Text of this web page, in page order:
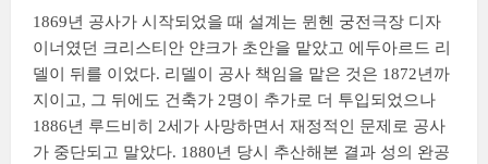
1869년 공사가 시작되었을 때 설계는 뮌헨 궁전극장 디자
이너였던 크리스티안 얀크가 초안을 맡았고 에두아르드 리
델이 뒤를 이었다. 리델이 공사 책임을 맡은 것은 1872년까
지이고, 그 뒤에도 건축가 2명이 추가로 더 투입되었으나
1886년 루드비히 2세가 사망하면서 재정적인 문제로 공사
가 중단되고 말았다. 1880년 당시 추산해본 결과 성의 완공